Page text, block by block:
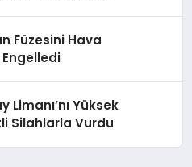
Füzesini Hava
Limanı’nı Yüksek
Silahlarla Vurdu